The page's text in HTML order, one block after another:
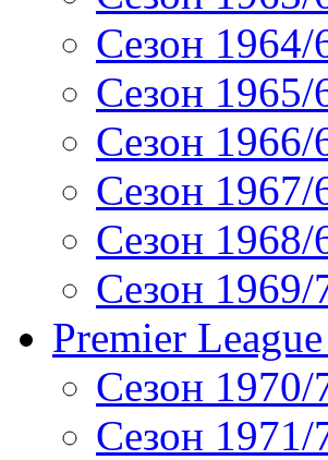
Сезон 1964/
Сезон 1965/
Сезон 1966/
Сезон 1967/
Сезон 1968/
Сезон 1969/
Premier
Сезон 1970/
Сезон 1971/